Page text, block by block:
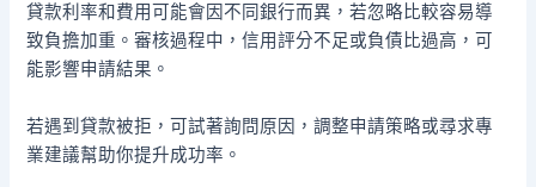
貸款利率和費用可能會因不同銀行而異，若忽略比較容易導
致負擔加重。審核過程中，信用評分不足或負債比過高，可
能影響申請結果。
若遇到貸款被拒，可試著詢問原因，調整申請策略或尋求專
業建議幫助你提升成功率。